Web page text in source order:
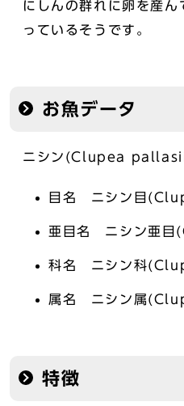
にしんの群れに卵を産ん
っているそうです。
お魚データ
ニシン(Clupea
目名 ニシン目
亜目名 ニシン亜
科名 ニシン科
属名 ニシン属
特徴